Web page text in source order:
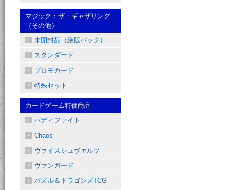
マジック：ザ・ギャザリング
（その他）
未開封品（絶版パック）
スタンダード
プロモカード
特殊セット
カードゲーム特価商品
バディファイト
Chaos
ヴァイスシュヴァルツ
ヴァンガード
パズル＆ドラゴンズTCG